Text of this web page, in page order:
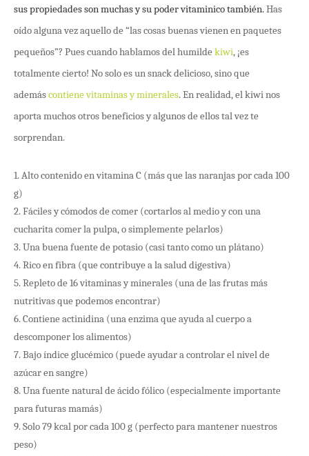
sus propiedades son muchas y su poder vitaminico también.Has
oído alguna vez aquello de “las cosas buenas vienen en paquetes
pequeños”? Pues cuando hablamos del humildekiwi, ¡es
totalmente cierto! No solo es un snack delicioso, sino que
ademáscontiene vitaminas y minerales. En realidad, el kiwi nos
aporta muchos otros beneficios y algunos de ellos tal vez te
sorprendan.
1. Alto contenido en vitamina C (más que las naranjas por cada 100
g)
2. Fáciles y cómodos de comer (cortarlos al medio y con una
cucharita comer la pulpa, o simplemente pelarlos)
3. Una buena fuente de potasio (casi tanto como un plátano)
4. Rico en fibra (que contribuye a la salud digestiva)
5. Repleto de 16 vitaminas y minerales (una de las frutas más
nutritivas que podemos encontrar)
6. Contiene actinidina (una enzima que ayuda al cuerpo a
descomponer los alimentos)
7. Bajo índice glucémico (puede ayudar a controlar el nivel de
azúcar en sangre)
8. Una fuente natural de ácido fólico (especialmente importante
para futuras mamás)
9. Solo 79 kcal por cada 100 g (perfecto para mantener nuestros
peso)